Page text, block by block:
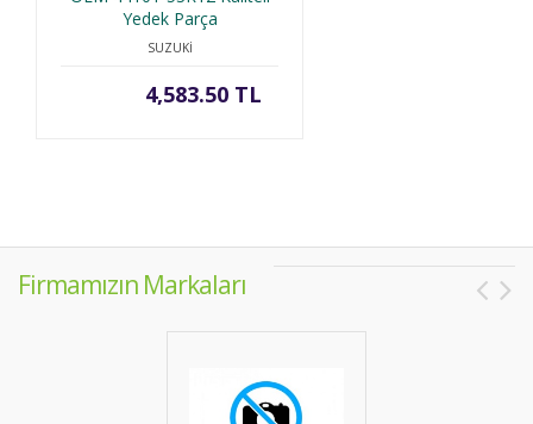
Yedek Parça
SUZUKİ
4,583.50 TL
Firmamızın Markaları